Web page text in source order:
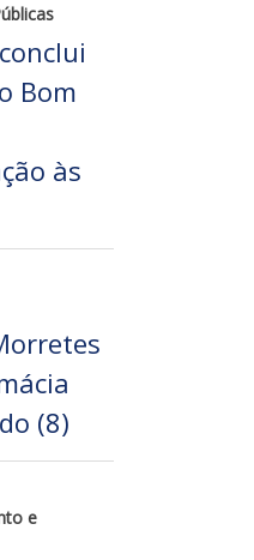
Bom
às
(8)
e